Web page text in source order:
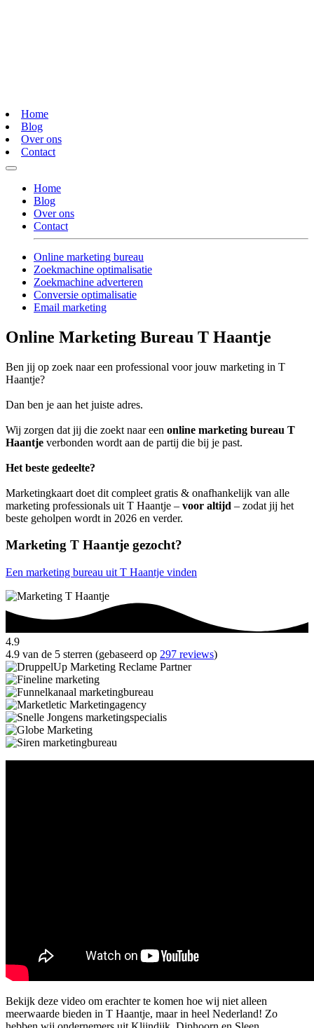
Home
Blog
Over ons
Contact
Home
Blog
Over ons
Contact
Online marketing bureau
Zoekmachine optimalisatie
Zoekmachine adverteren
Conversie optimalisatie
Email marketing
Online Marketing Bureau T Haantje
Ben jij op zoek naar een professional voor jouw marketing in T
Haantje?
Dan ben je aan het juiste adres.
Wij zorgen dat jij die zoekt naar een online marketing bureau T
Haantje verbonden wordt aan de partij die bij je past.
Het beste gedeelte?
Marketingkaart doet dit compleet gratis & onafhankelijk van alle
marketing professionals uit T Haantje – voor altijd – zodat jij het
beste geholpen wordt in 2026 en verder.
Marketing T Haantje gezocht?
Een marketing bureau uit T Haantje vinden
4.9
4.9 van de 5 sterren (gebaseerd op 297 reviews)
Bekijk deze video om erachter te komen hoe wij niet alleen
meerwaarde bieden in T Haantje, maar in heel Nederland! Zo